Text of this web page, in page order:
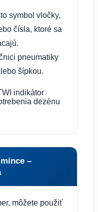
symbol vločky,
čísla, ktoré sa
pneumatiky
šípkou.
–
môžete použiť